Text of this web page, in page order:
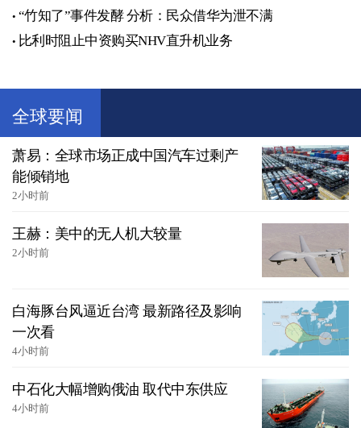
“竹知了”事件发酵 分析：民众借华为泄不满
比利时阻止中资购买NHV直升机业务
全球要闻
萧易：全球市场正成中国汽车过剩产
能倾销地
2小时前
王赫：美中的无人机大较量
2小时前
白海豚台风逼近台湾 最新路径及影响
一次看
4小时前
中石化大幅增购俄油 取代中东供应
4小时前